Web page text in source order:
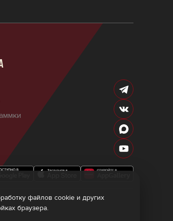
файлов cookie и других
браузера.